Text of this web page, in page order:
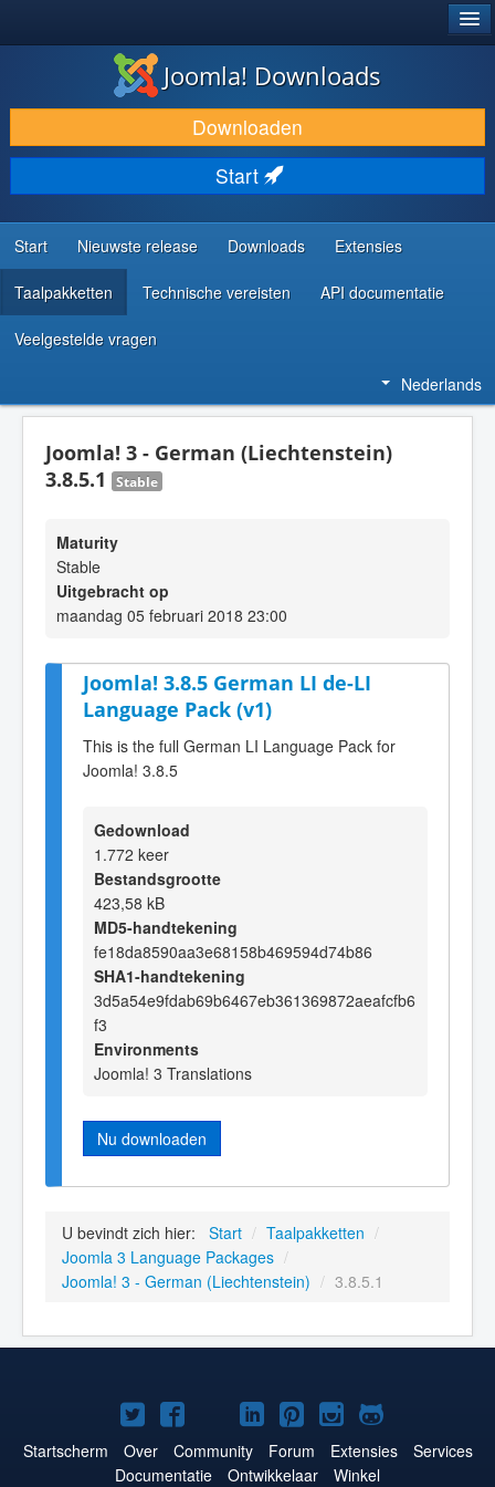
DOWNLOAD & BREID UIT
ONTDEK & LEER
COMMUNITY & ONDERSTEUNING
ONTWIKKELAARSBRONNEN
Joomla! Downloads
Downloaden
Start
Start Nieuwste release Downloads Extensies
Taalpakketten Technische vereisten API documentatie
Veelgestelde vragen
Nederlands
Joomla! 3 - German (Liechtenstein)
3.8.5.1
Stable
Maturity
Stable
Uitgebracht op
maandag 05 februari 2018 23:00
Joomla! 3.8.5 German LI de-LI
Language Pack (v1)
This is the full German LI Language Pack for
Joomla! 3.8.5
Gedownload
1.772 keer
Bestandsgrootte
423,58 kB
MD5-handtekening
fe18da8590aa3e68158b469594d74b86
SHA1-handtekening
3d5a54e9fdab69b6467eb361369872aeafcfb6
f3
Environments
Joomla! 3 Translations
Nu downloaden
U bevindt zich hier: Start / Taalpakketten /
Joomla 3 Language Packages /
Joomla! 3 - German (Liechtenstein) / 3.8.5.1
Joomla!
op
Joomla!
op
Joomla!
op
Joomla!
op
Joomla!
op
Joomla!
op
Joomla!
op
Startscherm Over Community Forum Extensies
Services
Documentatie
Ontwikkelaar Winkel